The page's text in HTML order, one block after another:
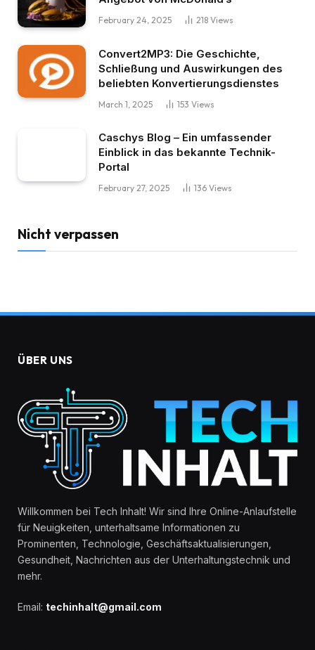
February 24, 2025 218 Views
Convert2MP3: Die Geschichte,
Schließung und Auswirkungen des
beliebten Konvertierungsdienstes
March 1, 2025 153 Views
Caschys Blog – Ein umfassender
Einblick in das bekannte Technik-
Portal
February 27, 2025 136 Views
Nicht verpassen
ÜBER UNS
Willkommen bei Tech Inhalt! Wir sind Ihre Online-Anlaufstelle
für Neuigkeiten, unterhaltsame Informationen zu
Prominenten, Technologie, Geschäftsaktualisierungen,
Gesundheit, Nachrichten aus der Unterhaltungstechnik und
mehr.
Email: techinhalt@gmail.com